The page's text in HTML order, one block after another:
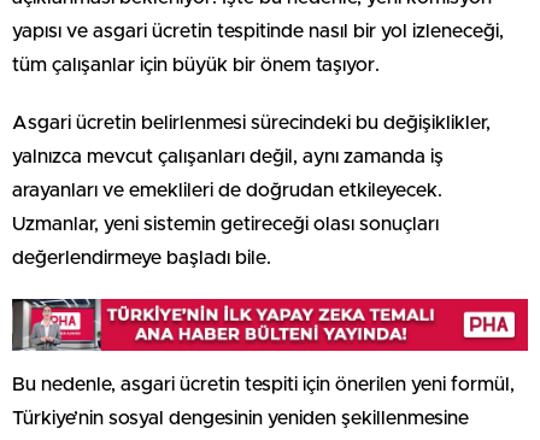
yapısı ve asgari ücretin tespitinde nasıl bir yol izleneceği,
tüm çalışanlar için büyük bir önem taşıyor.
Asgari ücretin belirlenmesi sürecindeki bu değişiklikler,
yalnızca mevcut çalışanları değil, aynı zamanda iş
arayanları ve emeklileri de doğrudan etkileyecek.
Uzmanlar, yeni sistemin getireceği olası sonuçları
değerlendirmeye başladı bile.
Bu nedenle, asgari ücretin tespiti için önerilen yeni formül,
Türkiye’nin sosyal dengesinin yeniden şekillenmesine